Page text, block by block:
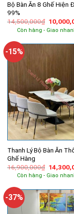
Bộ Bàn Ăn 8 Ghế Hiện
99%
14,500,000₫ Giá
gốc
là:
Còn hàng - Giao
-15%
Thanh Lý Bộ Bàn Ăn
Ghế Hàng
16,900,000₫ Giá
gốc
là:
Còn hàng - Giao
-37%